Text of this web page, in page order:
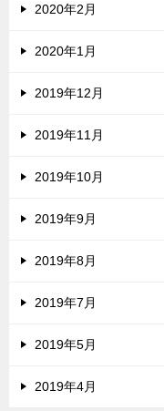
2020年2月
2020年1月
2019年12月
2019年11月
2019年10月
2019年9月
2019年8月
2019年7月
2019年5月
2019年4月